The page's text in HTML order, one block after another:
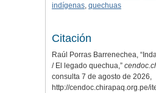
indígenas, quechuas
Citación
Raúl Porras Barrenechea,
/ El legado quechua,”
consulta 7 de agosto de 2026,
http://cendoc.chirapaq.org.pe/